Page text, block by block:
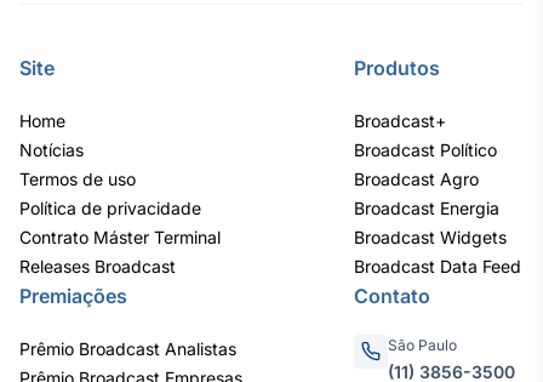
Site
Home
Notícias
Termos de uso
Política de privacidade
Contrato Máster Terminal
Releases Broadcast
Produtos
Broadcast+
Broadcast Político
Broadcast Agro
Broadcast Energia
Broadcast Widgets
Broadcast Data Feed
Premiações
Prêmio Broadcast Analistas
Prêmio Broadcast Empresas
Contato
São Paulo
(11) 3856-3500